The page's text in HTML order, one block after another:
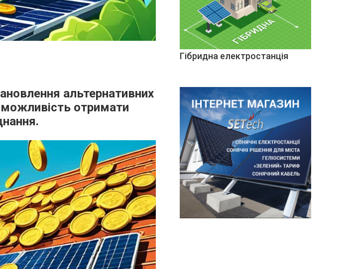
альтернативних
можливість отримати
Гібридна електростанція